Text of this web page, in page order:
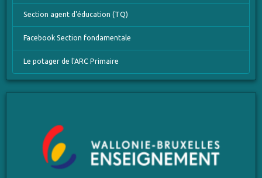
Section agent d'éducation (TQ)
Facebook Section fondamentale
Le potager de l'ARC Primaire